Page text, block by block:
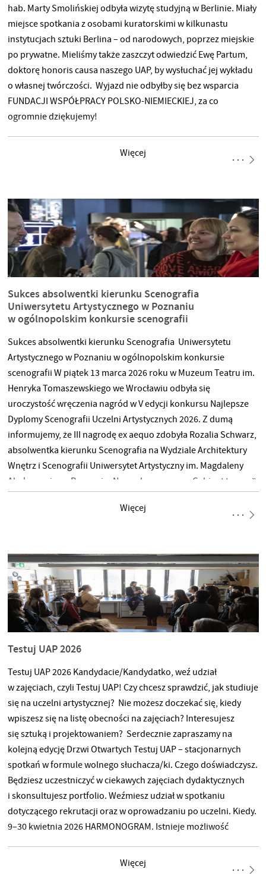
hab. Marty Smolińskiej odbyła wizytę studyjną w Berlinie. Miały
miejsce spotkania z osobami kuratorskimi w kilkunastu
instytucjach sztuki Berlina – od narodowych, poprzez miejskie
po prywatne. Mieliśmy także zaszczyt odwiedzić Ewę Partum,
doktorę honoris causa naszego UAP, by wysłuchać jej wykładu
o własnej twórczości. Wyjazd nie odbyłby się bez wsparcia
FUNDACJI WSPÓŁPRACY POLSKO-NIEMIECKIEJ, za co
ogromnie dziękujemy!
Więcej
Sukces absolwentki kierunku Scenografia
Uniwersytetu Artystycznego w Poznaniu
w ogólnopolskim konkursie scenografii
Sukces absolwentki kierunku Scenografia Uniwersytetu
Artystycznego w Poznaniu w ogólnopolskim konkursie
scenografii W piątek 13 marca 2026 roku w Muzeum Teatru im.
Henryka Tomaszewskiego we Wrocławiu odbyła się
uroczystość wręczenia nagród w V edycji konkursu Najlepsze
Dyplomy Scenografii Uczelni Artystycznych 2026. Z dumą
informujemy, że III nagrodę ex aequo zdobyła Rozalia Schwarz,
absolwentka kierunku Scenografia na Wydziale Architektury
Wnętrz i Scenografii Uniwersytet Artystyczny im. Magdaleny
Abakanowicz w Poznaniu. Nagrodzona praca „Gabinet twarzy”,
Carrington, została wysoko oceniona przez kapitułę konkursu.
zaprojektowanie i konsekwentną realizację spójnego świata,
mocno działającego na wyobraźnię”. Otrzymana nagroda
stanowi istotne potwierdzenie wysokiego poziomu kształcenia
oraz jakości realizowanych dyplomów na kierunku
Scenografia.
Więcej
Testuj UAP 2026
Testuj UAP 2026 Kandydacie/Kandydatko, weź udział
w zajęciach, czyli Testuj UAP! Czy chcesz sprawdzić, jak studiuje
się na uczelni artystycznej? Nie możesz doczekać się, kiedy
wpiszesz się na listę obecności na zajęciach? Interesujesz
się sztuką i projektowaniem? Serdecznie zapraszamy na
kolejną edycję Drzwi Otwartych Testuj UAP – stacjonarnych
spotkań w formule wolnego słuchacza/ki. Czego doświadczysz.
Będziesz uczestniczyć w ciekawych zajęciach dydaktycznych
i skonsultujesz portfolio. Weźmiesz udział w spotkaniu
dotyczącego rekrutacji oraz w oprowadzaniu po uczelni. Kiedy.
9–30 kwietnia 2026 HARMONOGRAM. Istnieje możliwość
pojedynczych zajęć. Dla kogo. Dla pierwszych trzech osób,
w wieku 16+ zainteresowanych danym kierunkiem. Liczy się
Więcej